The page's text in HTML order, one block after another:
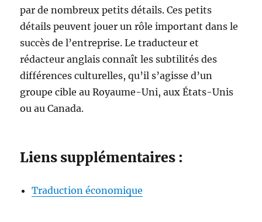
par de nombreux petits détails. Ces petits
détails peuvent jouer un rôle important dans le
succès de l’entreprise. Le traducteur et
rédacteur anglais connaît les subtilités des
différences culturelles, qu’il s’agisse d’un
groupe cible au Royaume-Uni, aux États-Unis
ou au Canada.
Liens supplémentaires :
Traduction économique